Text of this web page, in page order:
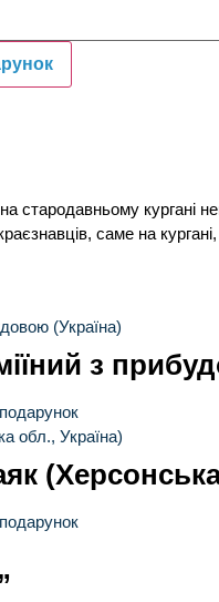
стародавньому кургані
саме на
з